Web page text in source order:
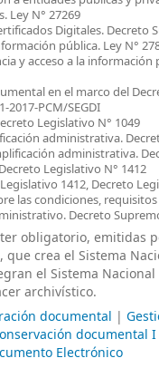
Ley N° 27269
Digitales. Decreto
pública. Ley N°
y acceso a la
en el marco del
2017-PCM/SEGDI
Legislativo N° 1049
administrativa.
administrativa.
Legislativo N° 1412
1412, Decreto
las condiciones,
Decreto
obligatorio, emitidas
que crea el Sistema
el Sistema
archivístico.
documental |
documental I
Electrónico